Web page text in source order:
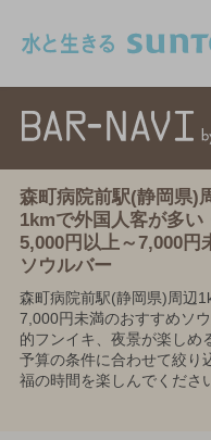
森町病院前駅(静岡県)
1kmで外国人客が多い
5,000円以上～7,000円
ソウルバー
森町病院前駅(静岡県)周辺
7,000円未満のおすすめソ
的フンイキ、夜景が楽しめ
予算の条件に合わせて絞り
福の時間を楽しんでくださ